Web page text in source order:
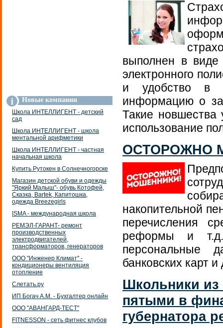
Новые компании
Школа ИНТЕЛЛИГЕНТ - детский
сад
Школа ИНТЕЛЛИГЕНТ - школа
ментальной арифметики
Школа ИНТЕЛЛИГЕНТ - частная
начальная школа
Купить Рутокен в Солнечногорске
Магазин детской обуви и одежды
"Яркий Малыш"- обувь Котофей,
Сказка, Bartek, Капитошка,
одежда Breezegirls
ISMA - международная школа
РЕМЭЛ-ГАРАНТ- ремонт
производственных
электродвигателей,
трансформаторов, генераторов
ООО "Инженер Климат" -
кондиционеры вентиляция
отопление
Слетать.ру
ИП Богач А.М. - Бухгалтер онлайн
ООО "АВАНГАРД-ТЕСТ"
FITNESSON - сеть фитнес клубов
выполнен в виде
электронного
и удобство в
информацию о
Такие
использование
ОСТОРОЖНО
накопительной
перечисления
реформы и т.д.
персональные
банковских карт и
Школьники из
пятыми в
губернатора